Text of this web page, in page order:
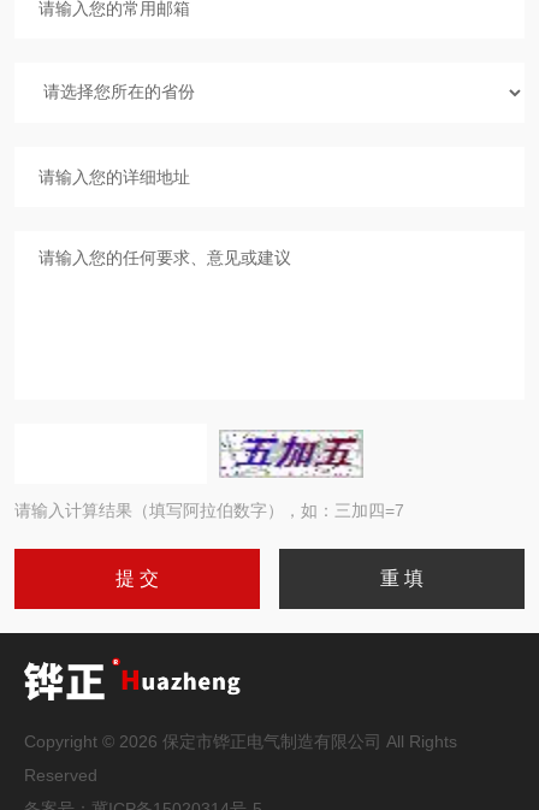
请输入计算结果（填写阿拉伯数字），如：三加四=7
Copyright © 2026 保定市铧正电气制造有限公司 All Rights
Reserved